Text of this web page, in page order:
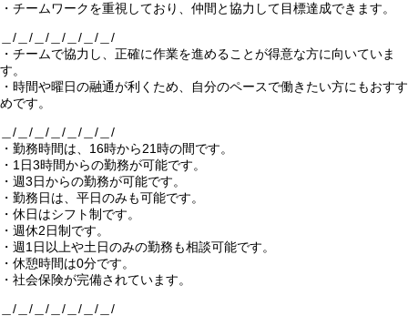
・チームワークを重視しており、仲間と協力して目標達成できます。
＿/＿/＿/＿/＿/＿/＿/
・チームで協力し、正確に作業を進めることが得意な方に向いていま
す。
・時間や曜日の融通が利くため、自分のペースで働きたい方にもおすす
めです。
＿/＿/＿/＿/＿/＿/＿/
・勤務時間は、16時から21時の間です。
・1日3時間からの勤務が可能です。
・週3日からの勤務が可能です。
・勤務日は、平日のみも可能です。
・休日はシフト制です。
・週休2日制です。
・週1日以上や土日のみの勤務も相談可能です。
・休憩時間は0分です。
・社会保険が完備されています。
＿/＿/＿/＿/＿/＿/＿/